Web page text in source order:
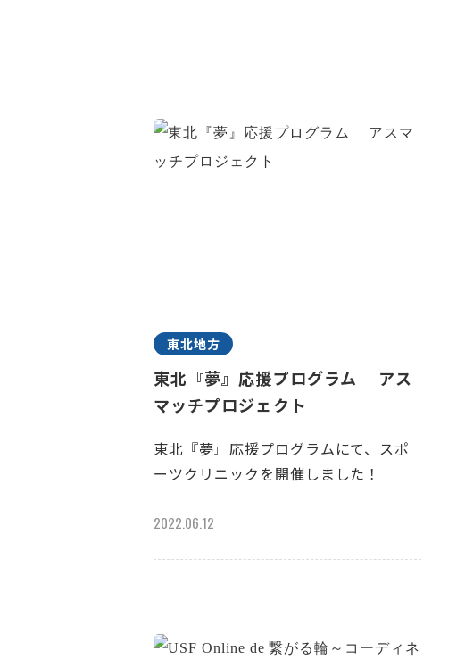
東北地方
東北『夢』応援プログラム アス
マッチプロジェクト
東北『夢』応援プログラムにて、スポ
ーツクリニックを開催しました！
2022.06.12